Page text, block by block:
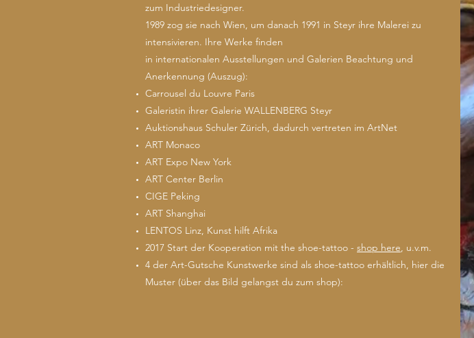
zum Industriedesigner.
1989 zog sie nach Wien, um danach 1991 in Steyr ihre Malerei zu
intensivieren. Ihre Werke finden
in internationalen Ausstellungen und Galerien Beachtung und
Anerkennung (Auszug):
Carrousel du Louvre Paris
Galeristin ihrer Galerie WALLENBERG Steyr
Auktionshaus Schuler Zürich, dadurch vertreten im ArtNet
ART Monaco
ART Expo New York
ART Center Berlin
CIGE Peking
ART Shanghai
LENTOS Linz, Kunst hilft Afrika
2017 Start der Kooperation mit the shoe-tattoo - shop here , u.v.m.
4 der Art-Gutsche Kunstwerke sind als shoe-tattoo erhältlich, hier die
Muster (über das Bild gelangst du zum shop):